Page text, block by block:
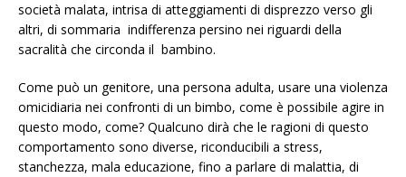
società malata, intrisa di atteggiamenti di disprezzo verso gli
altri, di sommaria indifferenza persino nei riguardi della
sacralità che circonda il bambino.
Come può un genitore, una persona adulta, usare una violenza
omicidiaria nei confronti di un bimbo, come è possibile agire in
questo modo, come? Qualcuno dirà che le ragioni di questo
comportamento sono diverse, riconducibili a stress,
stanchezza, mala educazione, fino a parlare di malattia, di